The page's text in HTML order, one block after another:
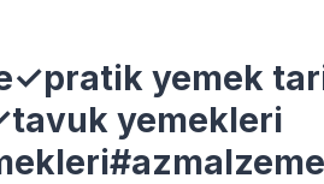
yemek
yemekleri